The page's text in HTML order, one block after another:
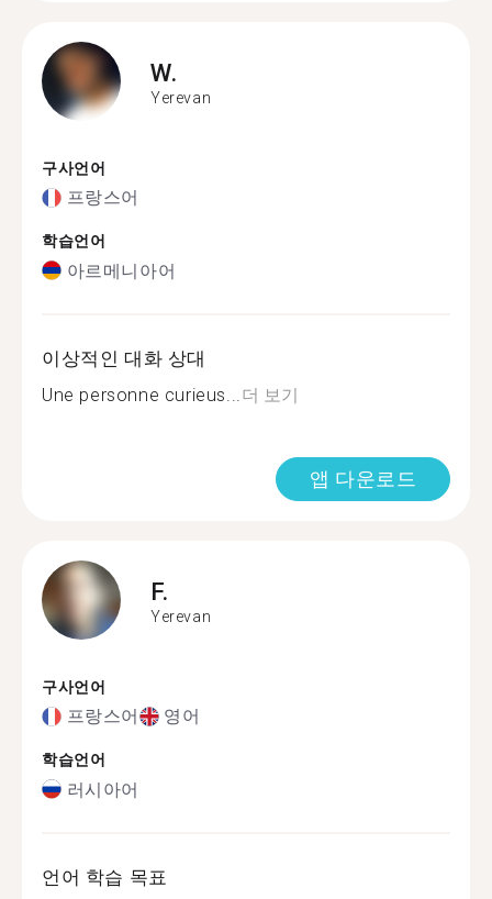
W.
Yerevan
구사언어
프랑스어
학습언어
아르메니아어
이상적인 대화 상대
Une personne curieus... 더 보기
앱 다운로드
F.
Yerevan
구사언어
프랑스어 영어
학습언어
러시아어
언어 학습 목표